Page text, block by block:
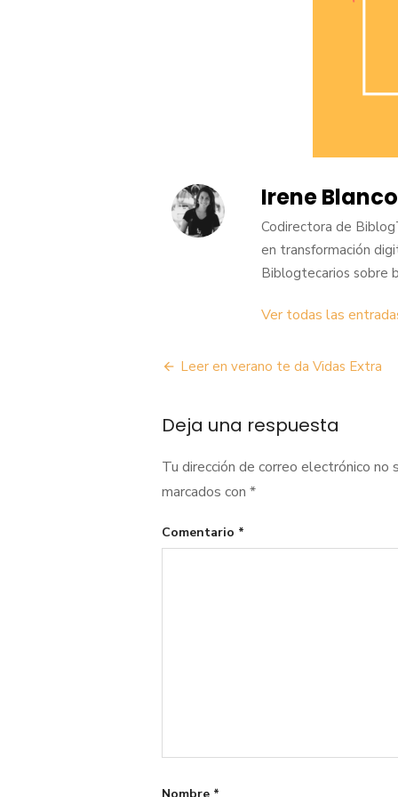
Irene Blanco
Codirectora de
en transformación
Biblogtecarios sobre
Ver todas las
Navegación
entradas
Leer en verano te da Vidas Extra
Deja una respuesta
Tu dirección de correo electrónico no
marcados con *
Comentario *
Nombre *